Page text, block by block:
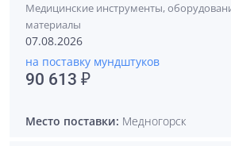
Медицинские инструменты,
материалы
07.08.2026
на поставку мундштуков
90 613 ₽
Место поставки: Медногорск